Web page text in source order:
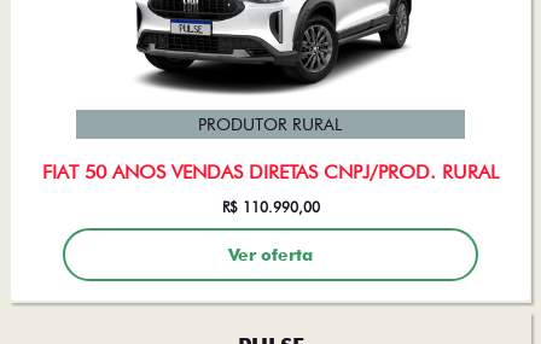
FIAT 50 ANOS VENDAS DIRETAS CNPJ/PROD. RURAL
PRODUTOR RURAL
R$ 110.990,00
Ver oferta